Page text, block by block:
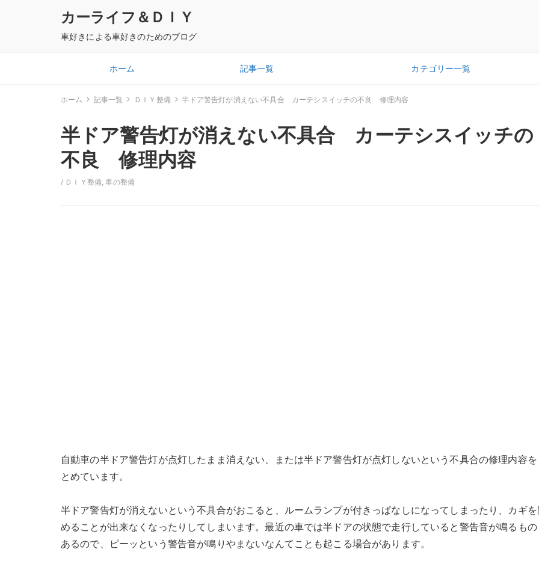
カーライフ＆ＤＩＹ
車好きによる車好きのためのブログ
ホーム 記事一覧 カテゴリー一覧
ホーム 記事一覧 ＤＩＹ整備 半ドア警告灯が消えない不具合 カーテシスイッチの不良 修理内容
半ドア警告灯が消えない不具合 カーテシスイッチの
不良 修理内容
/ ＤＩＹ整備,車の整備
自動車の半ドア警告灯が点灯したまま消えない、または半ドア警告灯が点灯しないという不具合の修理内容を
とめています。
半ドア警告灯が消えないという不具合がおこると、ルームランプが付きっぱなしになってしまったり、カギを
めることが出来なくなったりしてしまいます。最近の車では半ドアの状態で走行していると警告音が鳴るもの
あるので、ピーッという警告音が鳴りやまないなんてことも起こる場合があります。